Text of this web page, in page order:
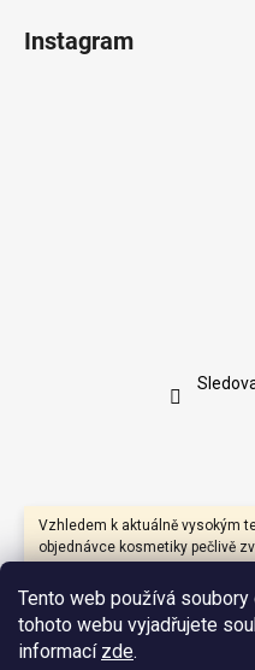
Tento web používá
tohoto webu vyjadřujete
informací zde.
Vzhledem k aktuálně vysokým
objednávce kosmetiky pečlivě
teplotám, které mohou
přírodními oleji, másly, vosky
Pokud je to možné,
místo nebo na adresu, kde
Instagram